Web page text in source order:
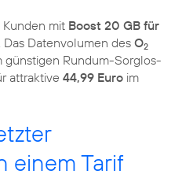
mit Boost 20 GB für
Das Datenvolumen des O2
günstigen Rundum-Sorglos-
attraktive 44,99 Euro im
einem Tarif